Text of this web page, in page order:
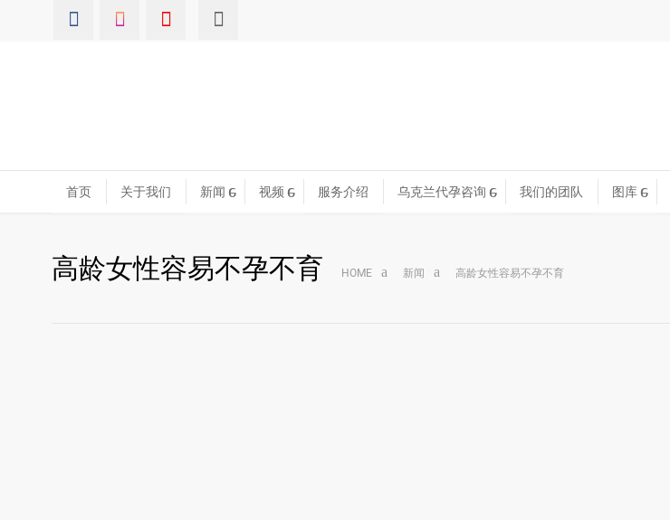
首页 关于我们 新闻 视频 服务介绍 乌克兰代孕咨询 我们的团队 图库
高龄女性容易不孕不育 HOME 新闻 高龄女性容易不孕不育